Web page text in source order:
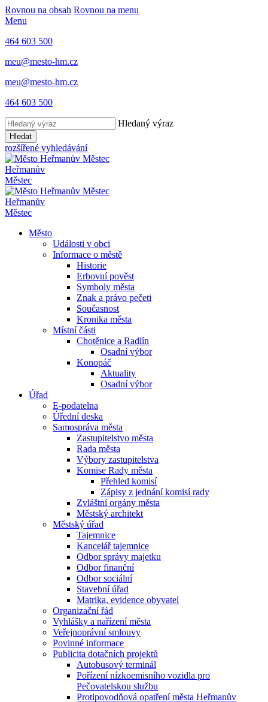
Rovnou na obsah Rovnou na menu
Menu
464 603 500
meu@mesto-hm.cz
meu@mesto-hm.cz
464 603 500
Hledaný výraz
Hledat
rozšířené vyhledávání
Heřmanův
Městec
Heřmanův
Městec
Město
Události v obci
Informace o městě
Historie
Erbovní pověst
Symboly města
Znak a právo pečeti
Současnost
Kronika města
Místní části
Chotěnice a Radlín
Osadní výbor
Konopáč
Aktuality
Osadní výbor
Úřad
E-podatelna
Úřední deska
Samospráva města
Zastupitelstvo města
Rada města
Výbory zastupitelstva
Komise Rady města
Přehled komisí
Zápisy z jednání komisí rady
Zvláštní orgány města
Městský architekt
Městský úřad
Tajemnice
Kancelář tajemnice
Odbor správy majetku
Odbor finanční
Odbor sociální
Stavební úřad
Matrika, evidence obyvatel
Organizační řád
Vyhlášky a nařízení města
Veřejnoprávní smlouvy
Povinné informace
Publicita dotačních projektů
Autobusový terminál
Pořízení nízkoemisního vozidla pro
Pečovatelskou službu
Protipovodňová opatření města Heřmanův